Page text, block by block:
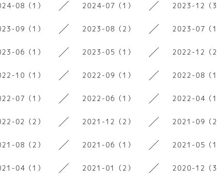
08（1） 2024-07（1） 2023-12（3
09（1） 2023-08（2） 2023-07（1
06（1） 2023-05（1） 2022-12（2
10（1） 2022-09（1） 2022-08（1
07（1） 2022-06（1） 2022-04（1
02（2） 2021-12（2） 2021-09（2
08（2） 2021-06（1） 2021-05（1
04（1） 2021-01（2） 2020-12（3